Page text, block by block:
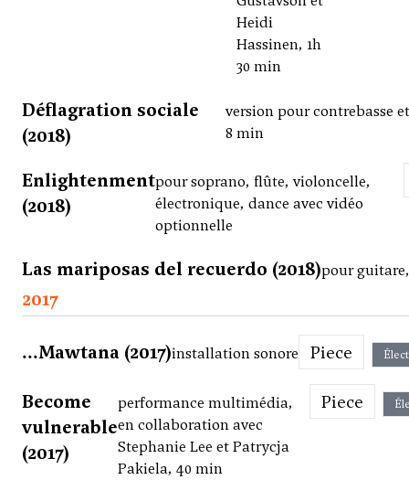
Heidi
Hassinen, 1h
30 min
Déflagration sociale
(2018)
version pour contrebasse
8 min
Enlightenment
(2018)
pour soprano, flûte, violoncelle,
électronique, dance avec vidéo
optionnelle
Las mariposas del recuerdo (2018)pour
2017
...Mawtana (2017)installation sonore Piece
Become
vulnerable
(2017)
performance multimédia,
en collaboration avec
Stephanie Lee et Patrycja
Pakiela, 40 min
Piece